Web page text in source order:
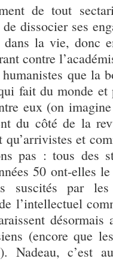
de tout
dissocier ses
la vie, donc
contre
que la
fait du monde
eux (on
du côté de la
et
pas : tous des
50 ont-elles
suscités par
l’intellectuel
désormais
(encore que
Nadeau, c’est